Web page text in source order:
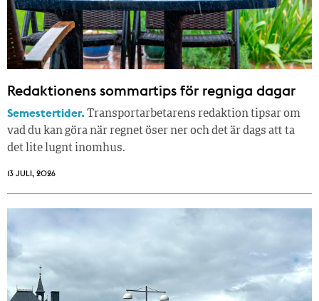
Redaktionens sommar­tips för regniga dagar
Semestertider.Transportarbetarens redaktion tipsar om
vad du kan göra när regnet öser ner och det är dags att ta
det lite lugnt inomhus.
13 JULI, 2026